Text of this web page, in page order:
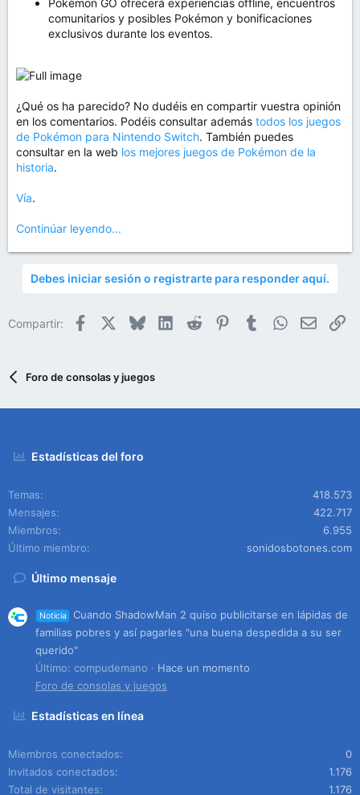
Pokémon GO ofrecerá experiencias offline, encuentros
comunitarios y posibles Pokémon y bonificaciones
exclusivos durante los eventos.
¿Qué os ha parecido? No dudéis en compartir vuestra opinión
en los comentarios. Podéis consultar además todos los juegos
de Pokémon para Nintendo Switch. También puedes
consultar en la web los mejores juegos de Pokémon de la
historia.
Vía.
Continúar leyendo...
Debes iniciar sesión o registrarte para responder aquí.
Compartir: Facebook BlueskyLinkedIn
Reddit PinterestTumblrWhatsApp
Email
Foro de consolas y juegos
Estadísticas del foro
Temas
418.573
Mensajes
422.717
Miembros
6.955
Último miembro
sonidosbotones.com
Último mensaje
Noticia
Cuando ShadowMan 2 quiso publicitarse en lápidas de
familias pobres y así pagarles "una buena despedida a su ser
querido"
Último: compudemano
Hace un momento
Foro de consolas y juegos
Estadísticas en línea
Miembros conectados
0
Invitados conectados
1.176
Total de visitantes
1.176